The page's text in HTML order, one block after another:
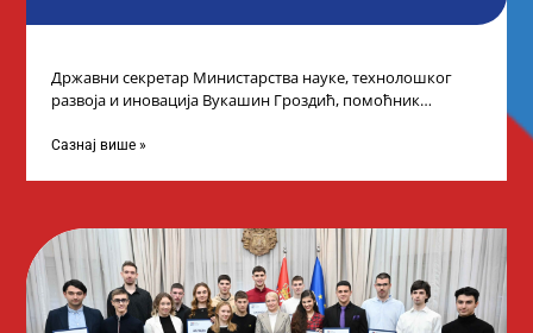
Државни секретар Министарства науке, технолошког
развоја и иновација Вукашин Гроздић, помоћник
промоцију
Сазнај више »